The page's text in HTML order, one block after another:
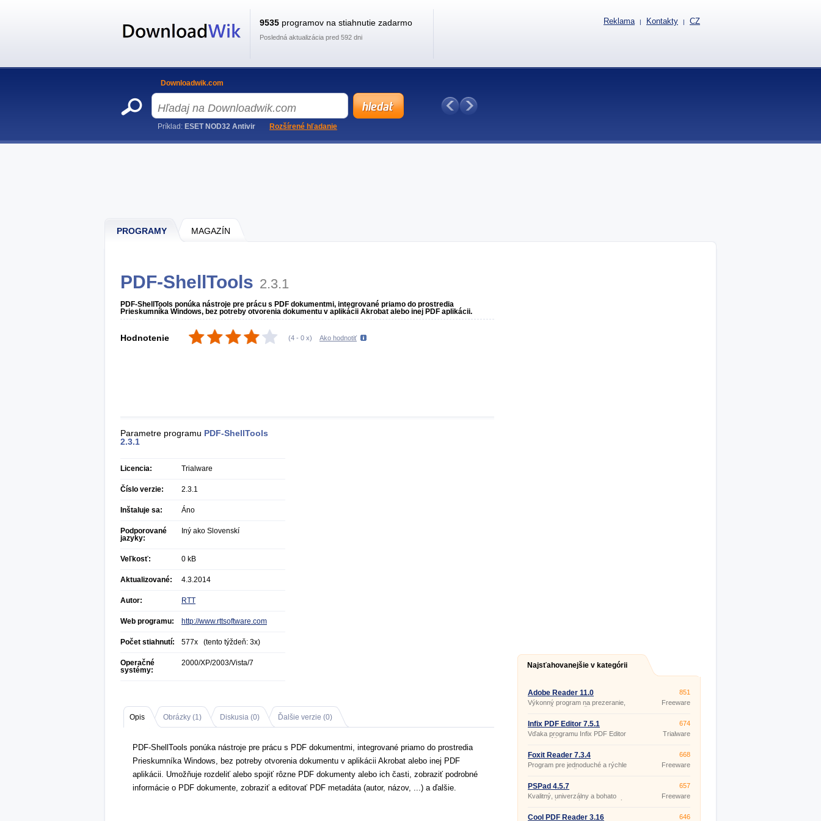
PROGRAMY MAGAZÍN
PDF-ShellTools 2.3.1
PDF-ShellTools ponúka nástroje pre prácu s PDF dokumentmi, integrované priamo do prostredia
Prieskumníka Windows, bez potreby otvorenia dokumentu v aplikácii Akrobat alebo inej PDF aplikácii.
Hodnotenie (4 - 0 x) Ako hodnotiť
Parametre programu PDF-ShellTools
2.3.1
Licencia: Trialware
Číslo verzie: 2.3.1
Inštaluje sa: Áno
Podporované
jazyky:
Iný ako Slovenskí
Veľkosť: 0 kB
Aktualizované: 4.3.2014
Autor: RTT
Web programu: http://www.rttsoftware.com
Počet stiahnutí: 577x (tento týždeň: 3x)
Operačné
systémy:
2000/XP/2003/Vista/7
Opis Obrázky (1) Diskusia (0) Ďalšie verzie (0)
PDF-ShellTools ponúka nástroje pre prácu s PDF dokumentmi, integrované priamo do prostredia
Prieskumníka Windows, bez potreby otvorenia dokumentu v aplikácii Akrobat alebo inej PDF
aplikácii. Umožňuje rozdeliť alebo spojiť rôzne PDF dokumenty alebo ich časti, zobraziť podrobné
informácie o PDF dokumente, zobraziť a editovať PDF metadáta (autor, názov, ...) a ďalšie.
Najsťahovanejšie v kategórii
Adobe Reader 11.0
Výkonný program na prezeranie,
prehľadávanie a tlač dokumentov
Format (PDF).
851
Freeware
Infix PDF Editor 7.5.1
Vďaka programu Infix PDF Editor
teraz môžete editovať PDF
dokumenty v bežnom textovom
editore bez toho, aby ste najskôr
museli vykonávať ich konverziu do
snímok a grafických objektov.
674
Trialware
Foxit Reader 7.3.4
Program pre jednoduché a rýchle
prezeranie a tlač PDF dokumentov.
668
Freeware
účely)
PSPad 4.5.7
Kvalitný, univerzálny a bohato
vybavený textový editor vhodný
657
Freeware
Cool PDF Reader 3.16
646
9535 programov na stiahnutie zadarmo
Posledná aktualizácia pred 592 dni
Reklama | Kontakty | CZ
Downloadwik.com
Príklad: ESET NOD32 Antivir Rozšírené hľadanie